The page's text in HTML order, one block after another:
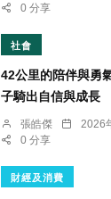
0 分享
社會
42公里的陪伴與勇
子騎出自信與成長
張皓傑 2026
0 分享
財經及消費